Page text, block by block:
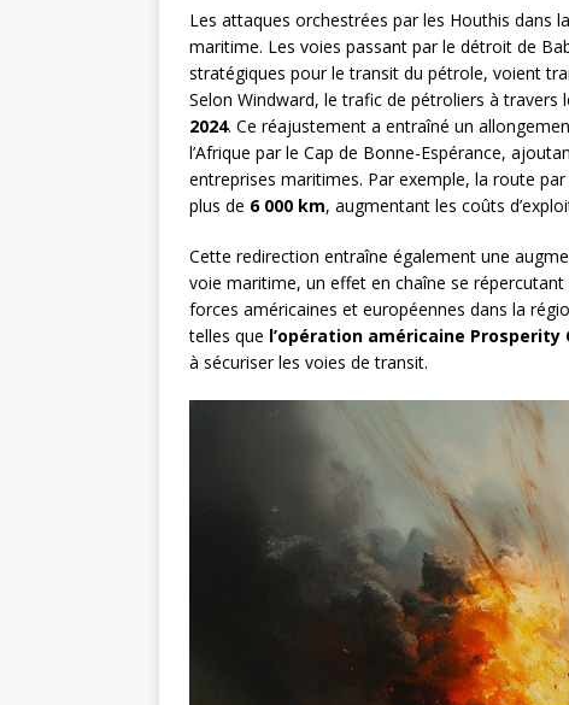
Les attaques orchestrées par les Houthis dans
maritime. Les voies passant par le détroit de
stratégiques pour le transit du pétrole, voient
Selon Windward, le trafic de pétroliers à travers
2024. Ce réajustement a entraîné un
l’Afrique par le Cap de Bonne-Espérance,
entreprises maritimes. Par exemple, la route
plus de 6 000 km, augmentant les coûts
Cette redirection entraîne également une
voie maritime, un effet en chaîne se
forces américaines et européennes dans la
telles que l’opération américaine Prosperity
à sécuriser les voies de transit.